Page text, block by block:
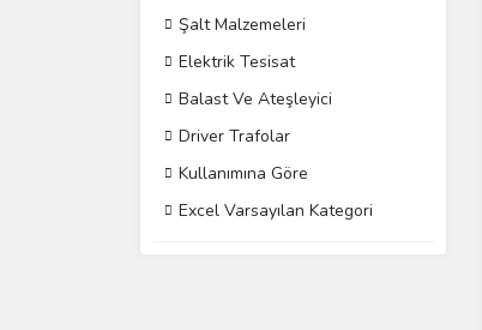
Şalt Malzemeleri
Elektrik Tesisat
Balast Ve Ateşleyici
Driver Trafolar
Kullanımına Göre
Excel Varsayılan Kategori